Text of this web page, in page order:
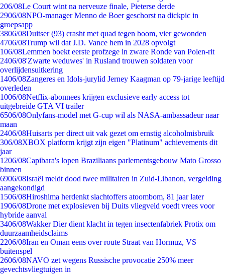
206/08Le Court wint na nerveuze finale, Pieterse derde
2906/08NPO-manager Menno de Boer geschorst na dickpic in
groepsapp
3806/08Duitser (93) crasht met quad tegen boom, vier gewonden
4706/08Trump wil dat J.D. Vance hem in 2028 opvolgt
106/08Lemmen boekt eerste profzege in zware Ronde van Polen-rit
2406/08'Zwarte weduwes' in Rusland trouwen soldaten voor
overlijdensuitkering
1406/08Zangeres en Idols-jurylid Jerney Kaagman op 79-jarige leeftijd
overleden
1006/08Netflix-abonnees krijgen exclusieve early access tot
uitgebreide GTA VI trailer
6506/08Onlyfans-model met G-cup wil als NASA-ambassadeur naar
maan
2406/08Huisarts per direct uit vak gezet om ernstig alcoholmisbruik
306/08XBOX platform krijgt zijn eigen "Platinum" achievements dit
jaar
1206/08Capibara's lopen Braziliaans parlementsgebouw Mato Grosso
binnen
6906/08Israël meldt dood twee militairen in Zuid-Libanon, vergelding
aangekondigd
1506/08Hiroshima herdenkt slachtoffers atoombom, 81 jaar later
1906/08Drone met explosieven bij Duits vliegveld voedt vrees voor
hybride aanval
3406/08Wakker Dier dient klacht in tegen insectenfabriek Protix om
duurzaamheidsclaims
2206/08Iran en Oman eens over route Straat van Hormuz, VS
buitenspel
2606/08NAVO zet wegens Russische provocatie 250% meer
gevechtsvliegtuigen in